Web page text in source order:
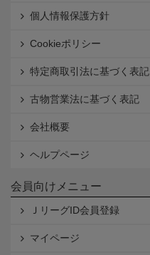
個人情報保護方針
Cookieポリシー
特定商取引法に基づく表記
古物営業法に基づく表記
会社概要
ヘルプページ
会員向けメニュー
ＪリーグID会員登録
マイページ